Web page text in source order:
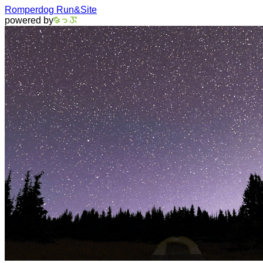
Romperdog Run&Site
powered by